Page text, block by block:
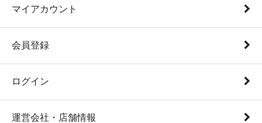
マイアカウント
会員登録
ログイン
運営会社・店舗情報